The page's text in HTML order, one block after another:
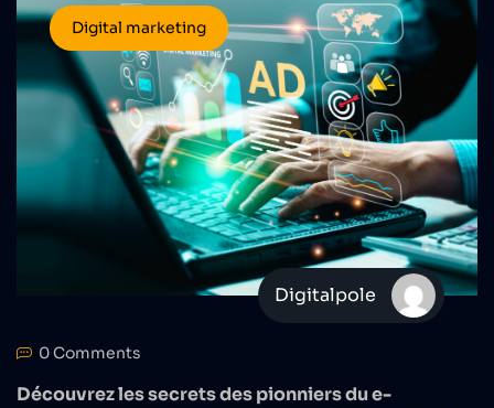
Digital marketing
Digitalpole
0 Comments
Découvrez les secrets des pionniers du e-